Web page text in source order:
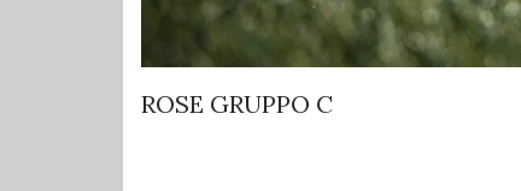
ROSE GRUPPO C